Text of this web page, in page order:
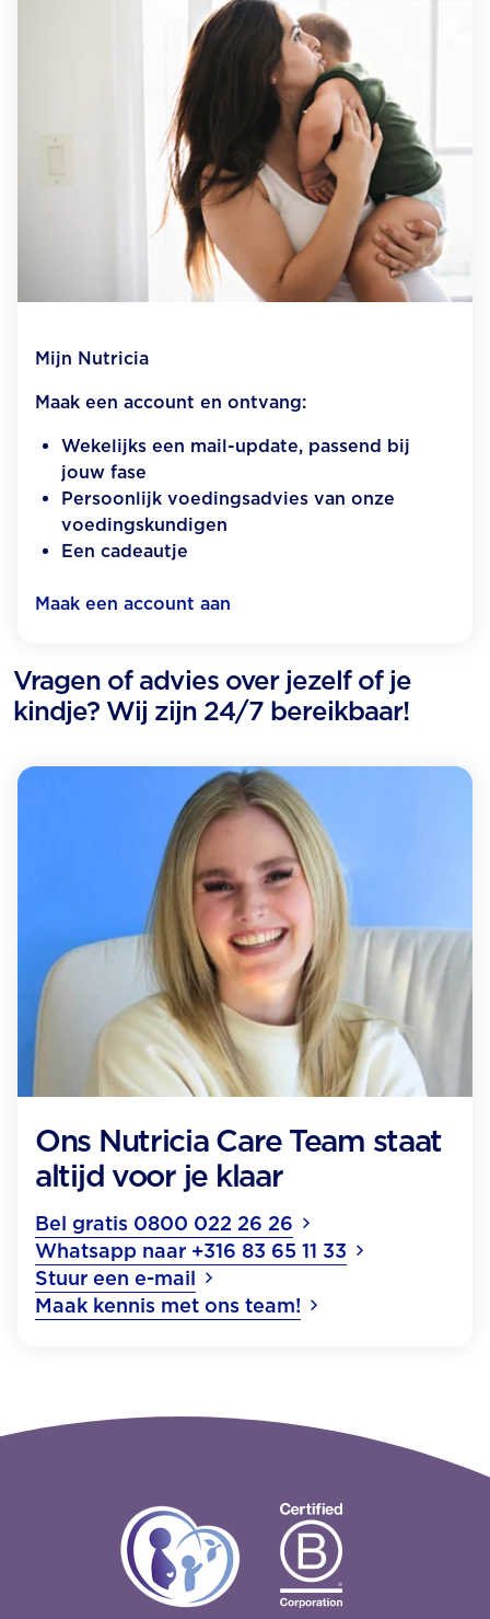
Mijn Nutricia
Maak een account en ontvang:
Wekelijks een mail-update, passend bij
jouw fase
Persoonlijk voedingsadvies van onze
voedingskundigen
Een cadeautje
Maak een account aan
Vragen of advies over jezelf of je
kindje? Wij zijn 24/7 bereikbaar!
Ons Nutricia Care Team staat
altijd voor je klaar
Bel gratis 0800 022 26 26
Whatsapp naar +316 83 65 11 33
Stuur een e-mail
Maak kennis met ons team!